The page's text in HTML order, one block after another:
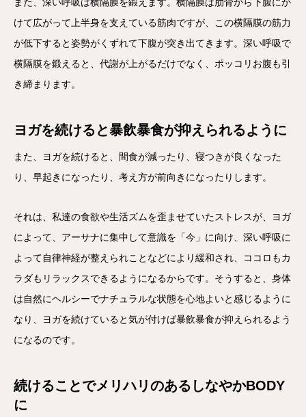
けて広がって上半身を支えている筋肉ですが、この横隔膜の筋力
が低下すると姿勢がくずれて下腹が突き出てきます。深い呼吸で
横隔膜を鍛えると、代謝が上がるだけでなく、ポッコリお腹も引
き締まります。
ヨガを続けると暴飲暴食が抑えられるように
また、ヨガを続けると、間食が減ったり、寝つきが良くなった
り、早起きになったり、考え方が前向きになったりします。
それは、私達の食欲や生活ズムを歪ませていたストレスが、ヨガ
によって、アーサナに集中して意識を「今」に向け、深い呼吸に
よって自律神経が整えられことなどにより緩和され、ココロもカ
ラダもリラックスできるようになるからです。そうすると、身体
は自然にヘルシーでナチュラルな状態を心地よいと感じるように
なり、ヨガを続けていると気が付けば暴飲暴食が抑えられるよう
になるのです。
続けることでメリハリのあるしなやかBODY
に